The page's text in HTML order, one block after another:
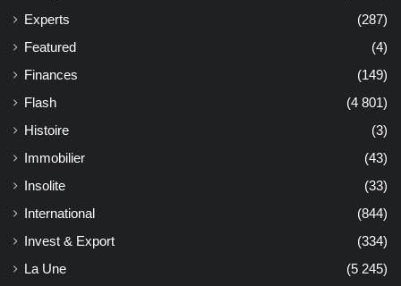
Experts
(287)
Featured
(4)
Finances
(149)
Flash
(4 801)
Histoire
(3)
Immobilier
(43)
Insolite
(33)
International
(844)
Invest & Export
(334)
La Une
(5 245)